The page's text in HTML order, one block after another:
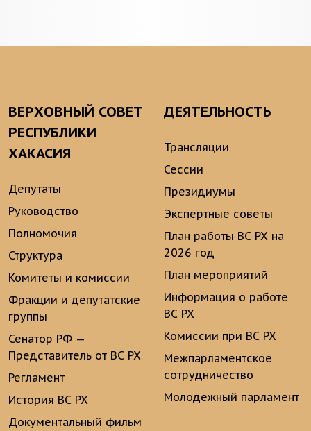
ВЕРХОВНЫЙ СОВЕТ
РЕСПУБЛИКИ
ХАКАСИЯ
Депутаты
Руководство
Полномочия
Структура
Комитеты и комиссии
Фракции и депутатские
группы
Сенатор РФ —
Представитель от ВС РХ
Регламент
История ВС РХ
Документальный фильм
ДЕЯТЕЛЬНОСТЬ
Трансляции
Сессии
Президиумы
Экспертные советы
План работы ВС РХ на
2026 год
План мероприятий
Информация о работе
ВС РХ
Комиссии при ВС РХ
Межпарламентское
сотрудничество
Молодежный парламент